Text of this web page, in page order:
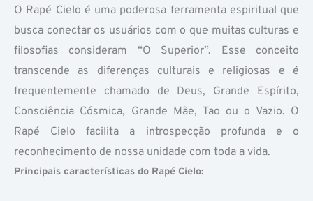
O Rapé Cielo é uma poderosa ferramenta espiritual que
busca conectar os usuários com o que muitas culturas e
filosofias consideram “O Superior”. Esse conceito
transcende as diferenças culturais e religiosas e é
frequentemente chamado de Deus, Grande Espírito,
Consciência Cósmica, Grande Mãe, Tao ou o Vazio. O
Rapé Cielo facilita a introspecção profunda e o
reconhecimento de nossa unidade com toda a vida.
Principais características do Rapé Cielo: